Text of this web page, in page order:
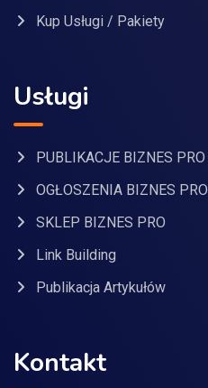
Kup Usługi / Pakiety
Usługi
PUBLIKACJE BIZNES PRO
OGŁOSZENIA BIZNES PRO
SKLEP BIZNES PRO
Link Building
Publikacja Artykułów
Kontakt